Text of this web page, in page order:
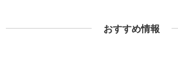
おすすめ情報